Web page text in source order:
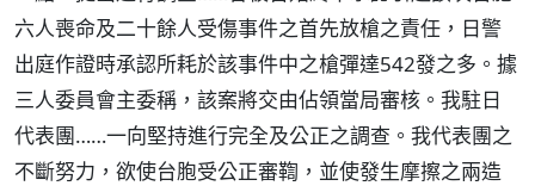
六人喪命及二十餘人受傷事件之首先放槍之責任，日警
出庭作證時承認所耗於該事件中之槍彈達542發之多。據
三人委員會主委稱，該案將交由佔領當局審核。我駐日
代表團……一向堅持進行完全及公正之調查。我代表團之
不斷努力，欲使台胞受公正審鞫，並使發生摩擦之兩造